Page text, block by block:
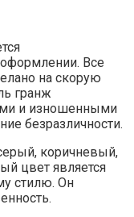
Все
на скорую
гранж
и изношенными
безразличности.
коричневый,
цвет является
стилю. Он